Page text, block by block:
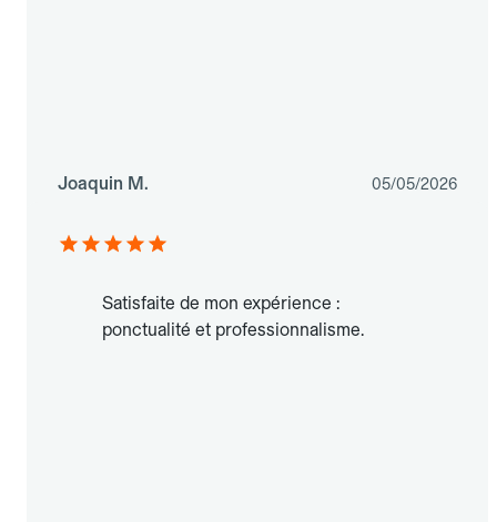
Joaquin M. 05/05/2026
Satisfaite de mon expérience :
ponctualité et professionnalisme.